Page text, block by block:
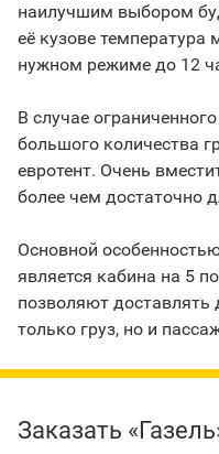
наилучшим выбором
её кузове
нужном режиме до 12
В случае
большого количества
евротент. Очень
более чем достаточно
Основной
является кабина на 5
позволяют доставлять
только груз, но и
Заказать